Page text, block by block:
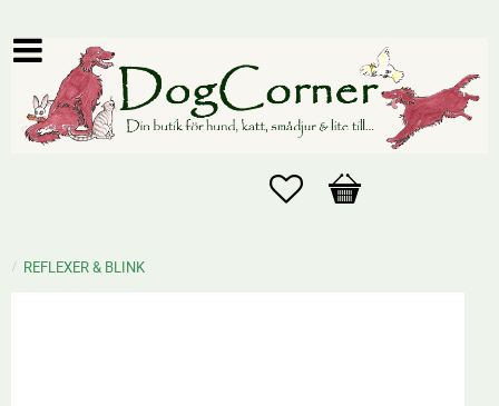
Favoriter
Kundvagn
REFLEXER & BLINK